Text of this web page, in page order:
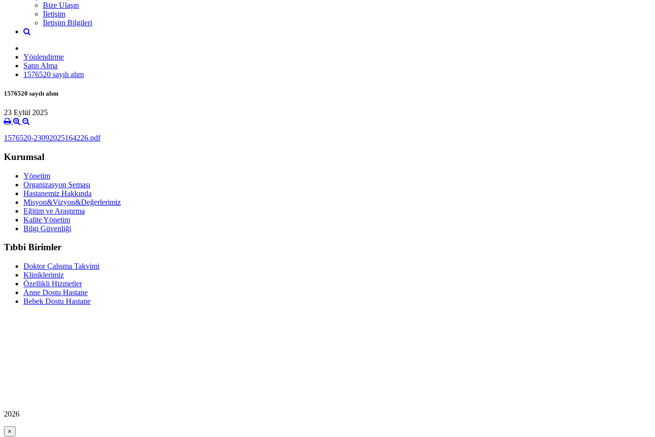
Bize Ulaşın
İletişim
İletişim Bilgileri
Yönlendirme
Satın Alma
1576520 sayılı alım
1576520 sayılı alım
23 Eylül 2025
1576520-23092025164226.pdf
Kurumsal
Yönetim
Organizasyon Şeması
Hastanemiz Hakkında
Misyon&Vizyon&Değerlerimiz
Eğitim ve Araştırma
Kalite Yönetim
Bilgi Güvenliği
Tıbbi Birimler
Doktor Çalışma Takvimi
Kliniklerimiz
Özellikli Hizmetler
Anne Dostu Hastane
Bebek Dostu Hastane
2026
×